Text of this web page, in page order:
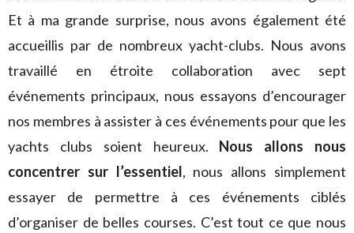
Et à ma grande surprise, nous avons également été
accueillis par de nombreux yacht-clubs. Nous avons
travaillé en étroite collaboration avec sept
événements principaux, nous essayons d’encourager
nos membres à assister à ces événements pour que les
yachts clubs soient heureux. Nous allons nous
concentrer sur l’essentiel, nous allons simplement
essayer de permettre à ces événements ciblés
d’organiser de belles courses. C’est tout ce que nous